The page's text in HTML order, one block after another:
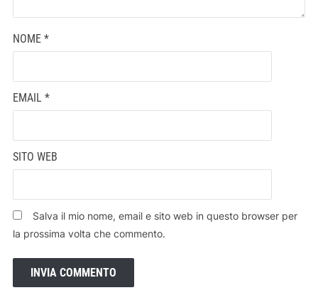
NOME *
EMAIL *
SITO WEB
Salva il mio nome, email e sito web in questo browser per
la prossima volta che commento.